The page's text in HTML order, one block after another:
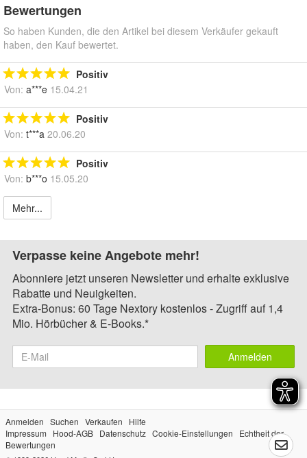
Bewertungen
So haben Kunden, die den Artikel bei diesem Verkäufer gekauft
haben, den Kauf bewertet.
Positiv
Von: a***e 15.04.21
Positiv
Von: t***a 20.06.20
Positiv
Von: b***o 15.05.20
Mehr...
Verpasse keine Angebote mehr!
Abonniere jetzt unseren Newsletter und erhalte exklusive
Rabatte und Neuigkeiten.
Extra-Bonus: 60 Tage Nextory kostenlos - Zugriff auf 1,4
Mio. Hörbücher & E-Books.*
Anmelden
Anmelden Suchen Verkaufen
Hilfe
Impressum
Hood-AGB Datenschutz Cookie-Einstellungen
Echtheit der
Bewertungen